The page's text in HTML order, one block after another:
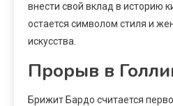
внести свой вклад в историю
остается символом стиля и
искусства.
Прорыв в
Брижит Бардо считается